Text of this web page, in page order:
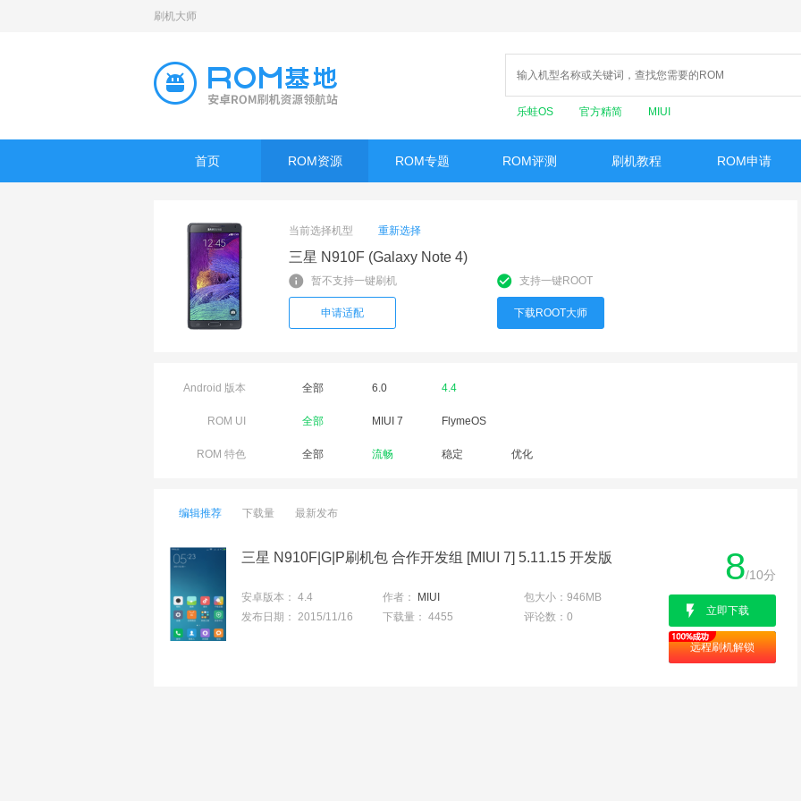
刷机大师
乐蛙OS 官方精简 MIUI
首页 ROM资源 ROM专题 ROM评测 刷机教程 ROM申请
当前选择机型 重新选择
三星 N910F (Galaxy Note 4)
暂不支持一键刷机
申请适配
支持一键ROOT
下载ROOT大师
Android 版本 全部 6.0 4.4
ROM UI 全部 MIUI 7 FlymeOS
ROM 特色 全部 流畅 稳定 优化
编辑推荐 下载量 最新发布
三星 N910F|G|P刷机包 合作开发组 [MIUI 7] 5.11.15 开发版
安卓版本： 4.4 作者： MIUI 包大小： 946MB
发布日期： 2015/11/16 下载量： 4455 评论数： 0
8/10分
立即下载
远程刷机解锁